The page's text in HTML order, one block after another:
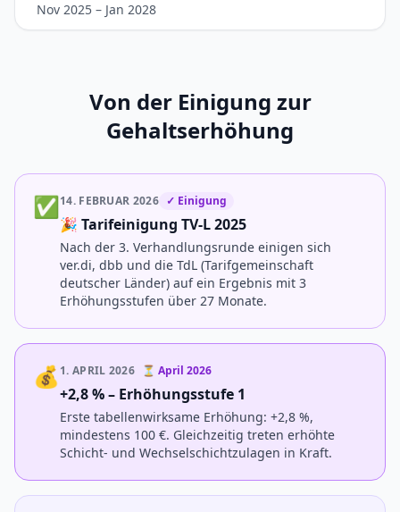
Nov 2025 – Jan 2028
Von der Einigung zur
Gehaltserhöhung
✅14. FEBRUAR 2026 ✓ Einigung
🎉 Tarifeinigung TV-L 2025
Nach der 3. Verhandlungsrunde einigen sich
ver.di, dbb und die TdL (Tarifgemeinschaft
deutscher Länder) auf ein Ergebnis mit 3
Erhöhungsstufen über 27 Monate.
💰1. APRIL 2026 ⏳ April 2026
+2,8 % – Erhöhungsstufe 1
Erste tabellenwirksame Erhöhung: +2,8 %,
mindestens 100 €. Gleichzeitig treten erhöhte
Schicht- und Wechselschichtzulagen in Kraft.